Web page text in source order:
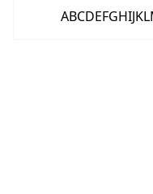
ABCDEFGHIJKL